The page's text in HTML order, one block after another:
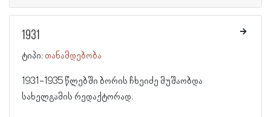
1931
ტიპი: თანამდებობა
1931-1935 წლებში ბორის ჩხეიძე მუშაობდა
სახელგამის რედაქტორად.